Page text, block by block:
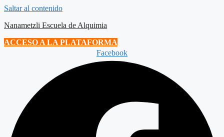
Saltar al contenido
Nanametzli Escuela de Alquimia
ACCESO A LA PLATAFORMA
Facebook